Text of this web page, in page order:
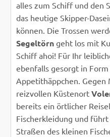
alles zum Schiff und den
das heutige Skipper-
können. Die Trossen
Segeltörn geht los mit
Schiff ahoi! Für Ihr
ebenfalls gesorgt in
Appetithäppchen. Gegen
reizvollen Küstenort
bereits ein örtlicher
Fischerkleidung und
Straßen des kleinen